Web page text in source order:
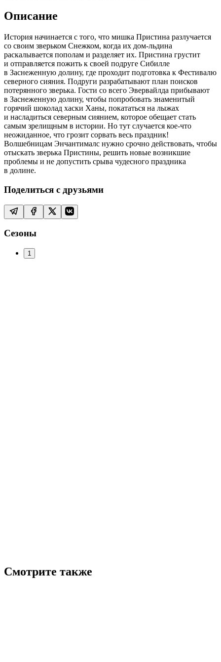
Описание
История начинается с того, что мишка Пристина разлучается
со своим зверьком Снежком, когда их дом-льдина
раскалывается пополам и разделяет их. Пристина грустит
и отправляется пожить к своей подруге Сибилле
в Заснеженную долину, где проходит подготовка к Фестивалю
северного сияния. Подруги разрабатывают план поисков
потерянного зверька. Гости со всего Эвервайлда прибывают
в Заснеженную долину, чтобы попробовать знаменитый
горячий шоколад хаски Ханы, покататься на лыжах
и насладиться северным сиянием, которое обещает стать
самым зрелищным в истории. Но тут случается кое-что
неожиданное, что грозит сорвать весь праздник!
Волшебницам Энчантималс нужно срочно действовать, чтобы
отыскать зверька Пристины, решить новые возникшие
проблемы и не допустить срыва чудесного праздника
в долине.
Поделиться с друзьями
Сезоны
1
Смотрите также